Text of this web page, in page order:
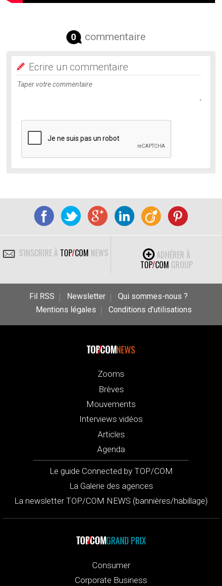
0 commentaire
Ecrire un commentaire
S'INSCRIRE À TOP/COM NEWS
ADHÉRER À
TOP/COM GROUP
Fil RSS Newsletter
Qui sommes-nous ?
Mentions légales
Conditions d’utilisations
NEWS
Zooms
Brèves
Mouvements
Interviews vidéos
Articles
Agenda
Le guide Connected by TOP/COM
La Galerie des agences
La newsletter TOP/COM NEWS (bannières/habillage)
GRAND PRIX
Consumer
Corporate Business